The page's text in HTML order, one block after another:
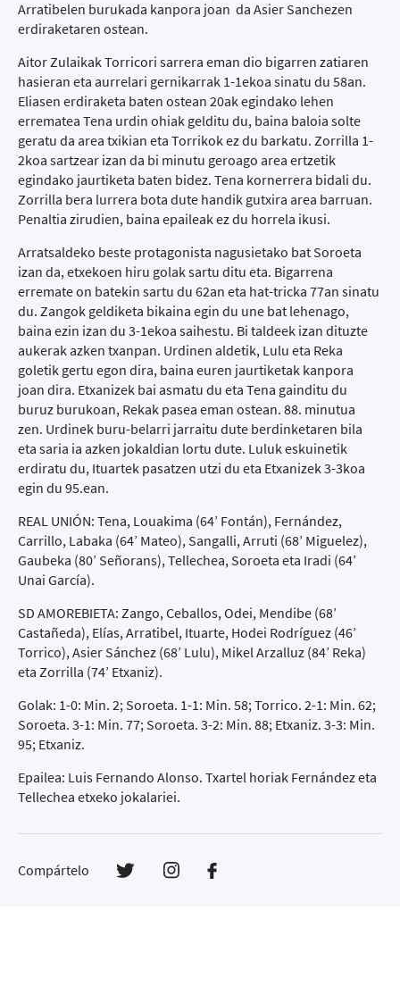
Arratibelen burukada kanpora joan da Asier Sanchezen
erdiraketaren ostean.
Aitor Zulaikak Torricori sarrera eman dio bigarren zatiaren
hasieran eta aurrelari gernikarrak 1-1ekoa sinatu du 58an.
Eliasen erdiraketa baten ostean 20ak egindako lehen
errematea Tena urdin ohiak gelditu du, baina baloia solte
geratu da area txikian eta Torrikok ez du barkatu. Zorrilla 1-
2koa sartzear izan da bi minutu geroago area ertzetik
egindako jaurtiketa baten bidez. Tena kornerrera bidali du.
Zorrilla bera lurrera bota dute handik gutxira area barruan.
Penaltia zirudien, baina epaileak ez du horrela ikusi.
Arratsaldeko beste protagonista nagusietako bat Soroeta
izan da, etxekoen hiru golak sartu ditu eta. Bigarrena
erremate on batekin sartu du 62an eta hat-tricka 77an sinatu
du. Zangok geldiketa bikaina egin du une bat lehenago,
baina ezin izan du 3-1ekoa saihestu. Bi taldeek izan dituzte
aukerak azken txanpan. Urdinen aldetik, Lulu eta Reka
goletik gertu egon dira, baina euren jaurtiketak kanpora
joan dira. Etxanizek bai asmatu du eta Tena gainditu du
buruz burukoan, Rekak pasea eman ostean. 88. minutua
zen. Urdinek buru-belarri jarraitu dute berdinketaren bila
eta saria ia azken jokaldian lortu dute. Luluk eskuinetik
erdiratu du, Ituartek pasatzen utzi du eta Etxanizek 3-3koa
egin du 95.ean.
REAL UNIÓN: Tena, Louakima (64’ Fontán), Fernández,
Carrillo, Labaka (64’ Mateo), Sangalli, Arruti (68’ Miguelez),
Gaubeka (80’ Señorans), Tellechea, Soroeta eta Iradi (64’
Unai García).
SD AMOREBIETA: Zango, Ceballos, Odei, Mendibe (68’
Castañeda), Elías, Arratibel, Ituarte, Hodei Rodríguez (46’
Torrico), Asier Sánchez (68’ Lulu), Mikel Arzalluz (84’ Reka)
eta Zorrilla (74’ Etxaniz).
Golak: 1-0: Min. 2; Soroeta. 1-1: Min. 58; Torrico. 2-1: Min. 62;
Soroeta. 3-1: Min. 77; Soroeta. 3-2: Min. 88; Etxaniz. 3-3: Min.
95; Etxaniz.
Epailea: Luis Fernando Alonso. Txartel horiak Fernández eta
Tellechea etxeko jokalariei.
Compártelo